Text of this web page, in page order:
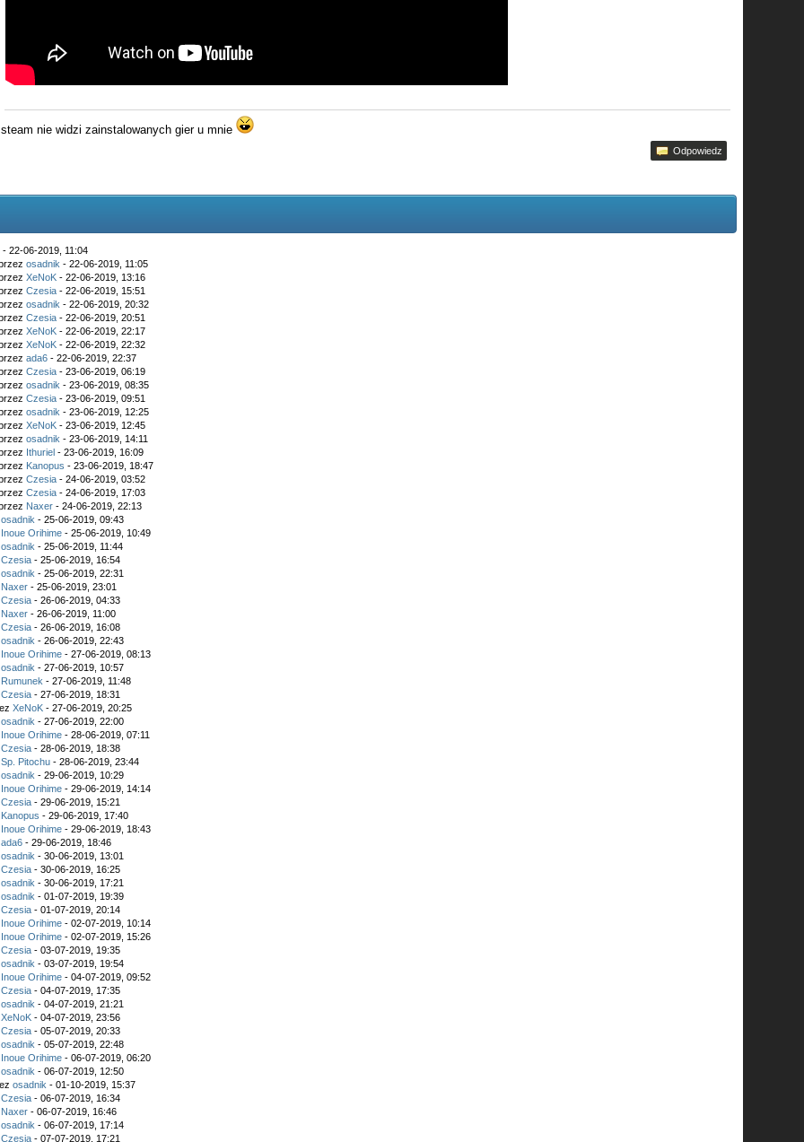
steam nie widzi zainstalowanych gieru mnie
Odpowiedz
- 22-06-2019, 11:04
osadnik - 22-06-2019, 11:05
XeNoK - 22-06-2019, 13:16
Czesia - 22-06-2019, 15:51
osadnik - 22-06-2019, 20:32
Czesia - 22-06-2019, 20:51
XeNoK - 22-06-2019, 22:17
XeNoK - 22-06-2019, 22:32
ada6 - 22-06-2019, 22:37
Czesia - 23-06-2019, 06:19
osadnik - 23-06-2019, 08:35
Czesia - 23-06-2019, 09:51
osadnik - 23-06-2019, 12:25
XeNoK - 23-06-2019, 12:45
osadnik - 23-06-2019, 14:11
Ithuriel - 23-06-2019, 16:09
Kanopus - 23-06-2019, 18:47
Czesia - 24-06-2019, 03:52
Czesia - 24-06-2019, 17:03
Naxer - 24-06-2019, 22:13
osadnik - 25-06-2019, 09:43
Inoue Orihime - 25-06-2019, 10:49
osadnik - 25-06-2019, 11:44
Czesia - 25-06-2019, 16:54
osadnik - 25-06-2019, 22:31
Naxer - 25-06-2019, 23:01
Czesia - 26-06-2019, 04:33
Naxer - 26-06-2019, 11:00
Czesia - 26-06-2019, 16:08
osadnik - 26-06-2019, 22:43
Inoue Orihime - 27-06-2019, 08:13
osadnik - 27-06-2019, 10:57
Rumunek - 27-06-2019, 11:48
Czesia - 27-06-2019, 18:31
XeNoK - 27-06-2019, 20:25
osadnik - 27-06-2019, 22:00
Inoue Orihime - 28-06-2019, 07:11
Czesia - 28-06-2019, 18:38
Sp. Pitochu - 28-06-2019, 23:44
osadnik - 29-06-2019, 10:29
Inoue Orihime - 29-06-2019, 14:14
Czesia - 29-06-2019, 15:21
Kanopus - 29-06-2019, 17:40
Inoue Orihime - 29-06-2019, 18:43
ada6 - 29-06-2019, 18:46
osadnik - 30-06-2019, 13:01
Czesia - 30-06-2019, 16:25
osadnik - 30-06-2019, 17:21
osadnik - 01-07-2019, 19:39
Czesia - 01-07-2019, 20:14
Inoue Orihime - 02-07-2019, 10:14
Inoue Orihime - 02-07-2019, 15:26
Czesia - 03-07-2019, 19:35
osadnik - 03-07-2019, 19:54
Inoue Orihime - 04-07-2019, 09:52
Czesia - 04-07-2019, 17:35
osadnik - 04-07-2019, 21:21
XeNoK - 04-07-2019, 23:56
Czesia - 05-07-2019, 20:33
osadnik - 05-07-2019, 22:48
Inoue Orihime - 06-07-2019, 06:20
osadnik - 06-07-2019, 12:50
osadnik - 01-10-2019, 15:37
Czesia - 06-07-2019, 16:34
Naxer - 06-07-2019, 16:46
osadnik - 06-07-2019, 17:14
Czesia - 07-07-2019, 17:21